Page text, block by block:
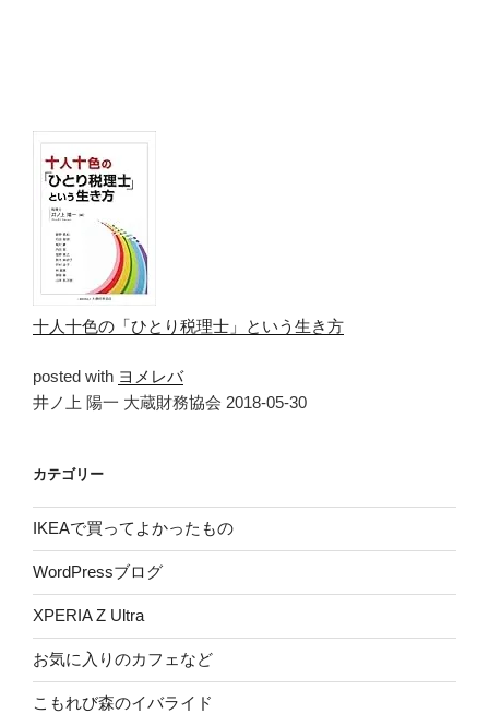
十人十色の「ひとり税理士」という生き方
posted with ヨメレバ
井ノ上 陽一 大蔵財務協会 2018-05-30
カテゴリー
IKEAで買ってよかったもの
WordPressブログ
XPERIA Z Ultra
お気に入りのカフェなど
こもれび森のイバライド